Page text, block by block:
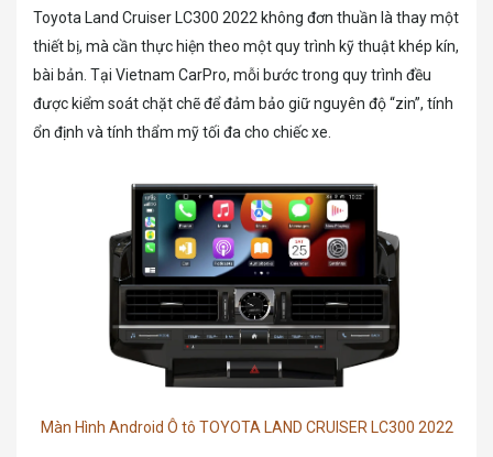
Toyota Land Cruiser LC300 2022 không đơn thuần là thay một
thiết bị, mà cần thực hiện theo một quy trình kỹ thuật khép kín,
bài bản. Tại Vietnam CarPro, mỗi bước trong quy trình đều
được kiểm soát chặt chẽ để đảm bảo giữ nguyên độ “zin”, tính
ổn định và tính thẩm mỹ tối đa cho chiếc xe.
Màn Hình Android Ô tô TOYOTA LAND CRUISER LC300 2022